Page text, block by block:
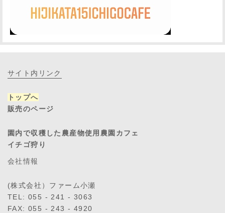
サイト内リンク
トップへ
販売のページ
園内で収穫した農産物使用農園カフェ
イチゴ狩り
会社情報
(株式会社）ファーム小瀬
TEL: 055 - 241 - 3063
FAX: 055 - 243 - 4920